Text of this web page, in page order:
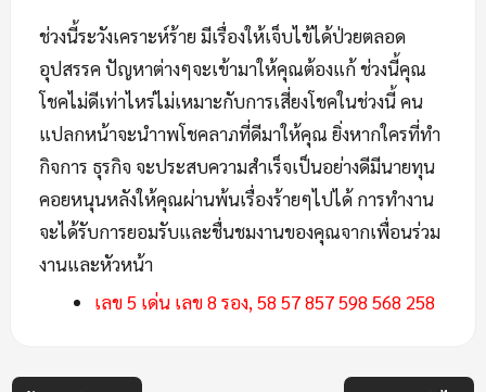
ช่วงนี้ระวังเคราะห์ร้าย มีเรื่องให้เจ็บไข้ได้ป่วยตลอด
อุปสรรค ปัญหาต่างๆจะเข้ามาให้คุณต้องแก้ ช่วงนี้คุณ
โชคไม่ดีเท่าไหร่ไม่เหมาะกับการเสี่ยงโชคในช่วงนี้ คน
แปลกหน้าจะนำาพโชคลาภที่ดีมาให้คุณ ยิ่งหากใครที่ทำ
กิจการ ธุรกิจ จะประสบความสำเร็จเป็นอย่างดีมีนายทุน
คอยหนุนหลังให้คุณผ่านพ้นเรื่องร้ายๆไปได้ การทำงาน
จะได้รับการยอมรับและชื่นชมงานของคุณจากเพื่อนร่วม
งานและหัวหน้า
เลข 5 เด่น เลข 8 รอง, 58 57 857 598 568 258